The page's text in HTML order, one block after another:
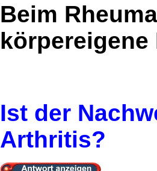
Beim
Ist der
Arthritis?